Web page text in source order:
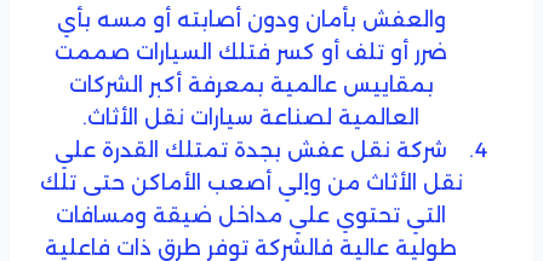
والعفش بأمان ودون أصابته أو مسه بأي
ضرر أو تلف أو كسر فتلك السيارات صممت
بمقاييس عالمية بمعرفة أكبر الشركات
العالمية لصناعة سيارات نقل الأثاث.
شركة نقل عفش بجدة تمتلك القدرة علي
نقل الأثاث من وإلي أصعب الأماكن حتى تلك
التي تحتوي علي مداخل ضيقة ومسافات
طولية عالية فالشركة توفر طرق ذات فاعلية